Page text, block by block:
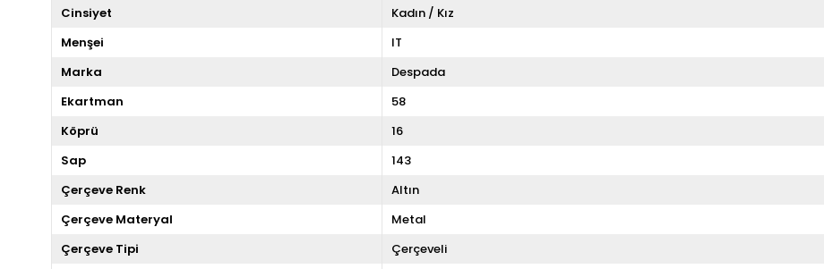
Cinsiyet
Kadın / Kız
Menşei
IT
Marka
Despada
Ekartman
58
Köprü
16
Sap
143
Çerçeve Renk
Altın
Çerçeve Materyal
Metal
Çerçeve Tipi
Çerçeveli